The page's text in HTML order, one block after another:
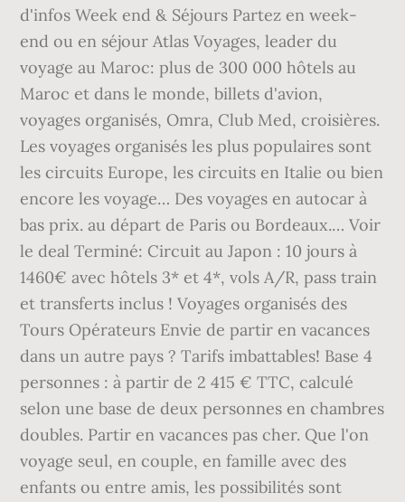
d'infos Week end & Séjours Partez en week-
end ou en séjour Atlas Voyages, leader du
voyage au Maroc: plus de 300 000 hôtels au
Maroc et dans le monde, billets d'avion,
voyages organisés, Omra, Club Med, croisières.
Les voyages organisés les plus populaires sont
les circuits Europe, les circuits en Italie ou bien
encore les voyage… Des voyages en autocar à
bas prix. au départ de Paris ou Bordeaux.… Voir
le deal Terminé: Circuit au Japon : 10 jours à
1460€ avec hôtels 3* et 4*, vols A/R, pass train
et transferts inclus ! Voyages organisés des
Tours Opérateurs Envie de partir en vacances
dans un autre pays ? Tarifs imbattables! Base 4
personnes : à partir de 2 415 € TTC, calculé
selon une base de deux personnes en chambres
doubles. Partir en vacances pas cher. Que l'on
voyage seul, en couple, en famille avec des
enfants ou entre amis, les possibilités sont